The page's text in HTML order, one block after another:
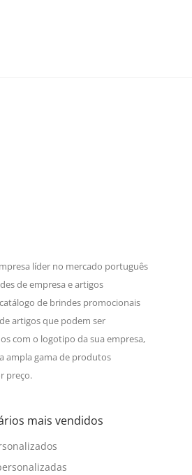
líder no mercado português
de empresa e artigos
de brindes promocionais
artigos que podem ser
com o logotipo da sua empresa,
ampla gama de produtos
preço.
mais vendidos